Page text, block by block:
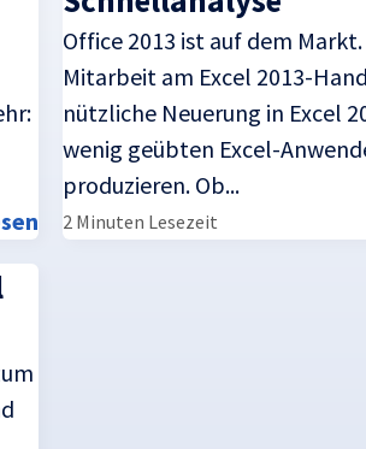
Office 2013 ist auf dem
Mitarbeit am Excel 2013-
nützliche Neuerung in Excel
wenig geübten Excel-
produzieren. Ob...
2 Minuten Lesezeit